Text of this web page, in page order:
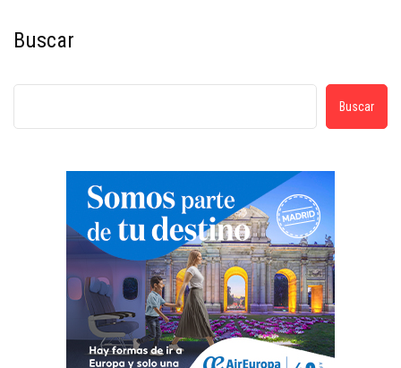
Buscar
Buscar